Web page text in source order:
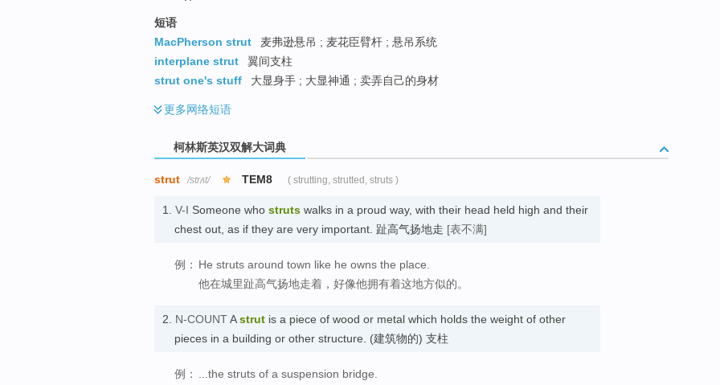
短语
MacPherson strut
麦弗逊悬吊 ; 麦花臣臂杆 ; 悬吊系统
interplane strut
翼间支柱
strut one's stuff
大显身手 ; 大显神通 ; 卖弄自己的身材
更多网络短语
柯林斯英汉双解大词典
strut /strʌt/ TEM8 ( strutting, strutted, struts )
1. V-I Someone who struts walks in a proud way, with their head held high and their
chest out, as if they are very important. 趾高气扬地走 [表不满]
例： He struts around town like he owns the place.
他在城里趾高气扬地走着，好像他拥有着这地方似的。
2. N-COUNTAstrut is a piece of wood or metal which holds the weight of other
pieces in a building or other structure. (建筑物的) 支柱
例：
...the struts of a suspension bridge.